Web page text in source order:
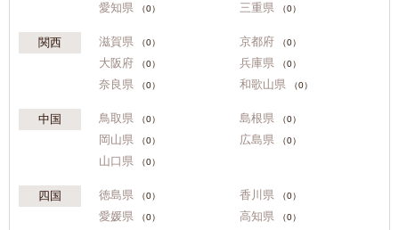
愛知県 （0） 三重県 （0）
関西 滋賀県 （0） 京都府 （0）
大阪府 （0） 兵庫県 （0）
奈良県 （0） 和歌山県 （0）
中国 鳥取県 （0） 島根県 （0）
岡山県 （0） 広島県 （0）
山口県 （0）
四国 徳島県 （0） 香川県 （0）
愛媛県 （0） 高知県 （0）